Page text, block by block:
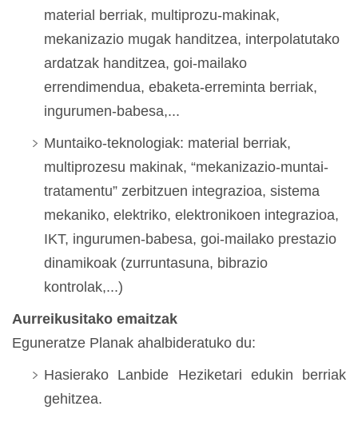
material berriak, multiprozu-makinak,
mekanizazio mugak handitzea, interpolatutako
ardatzak handitzea, goi-mailako
errendimendua, ebaketa-erreminta berriak,
ingurumen-babesa,...
Muntaiko-teknologiak: material berriak,
multiprozesu makinak, “mekanizazio-muntai-
tratamentu” zerbitzuen integrazioa, sistema
mekaniko, elektriko, elektronikoen integrazioa,
IKT, ingurumen-babesa, goi-mailako prestazio
dinamikoak (zurruntasuna, bibrazio
kontrolak,...)
Aurreikusitako emaitzak
Eguneratze Planak ahalbideratuko du:
Hasierako Lanbide Heziketari edukin berriak
gehitzea.